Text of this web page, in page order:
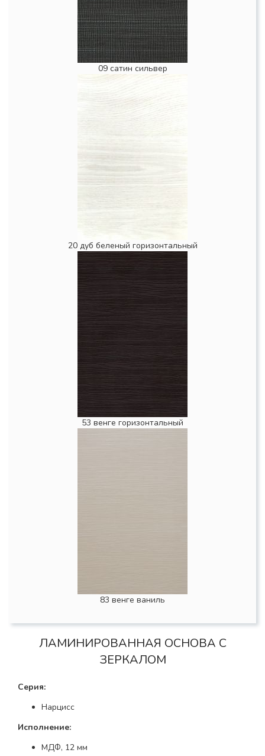
09 сатин сильвер
20 дуб беленый горизонтальный
53 венге горизонтальный
83 венге ваниль
ЛАМИНИРОВАННАЯ ОСНОВА С
ЗЕРКАЛОМ
Серия:
Нарцисс
Исполнение:
МДФ, 12 мм